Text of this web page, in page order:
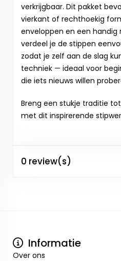
verkrijgbaar. Dit pakket
vierkant of rechthoekig
enveloppen en een handig
verdeel je de stippen
zodat je zelf aan de slag
techniek — ideaal voor
die iets nieuws willen
Breng een stukje traditie
met dit inspirerende
0 review(s)
Informatie
Over ons